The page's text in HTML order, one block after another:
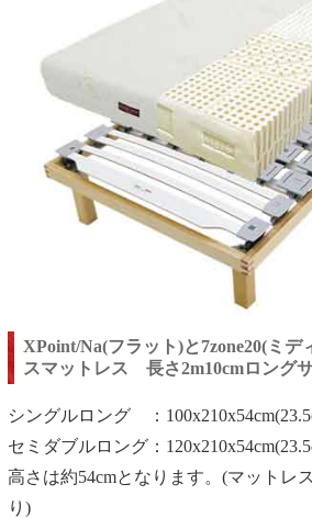
XPoint/Na(フラット)と7zone20(ミデ
スマットレス 長さ2m10cmロング
シングルロング ：
セミダブルロング：
高さは約54cmとなります。(マットレ
り)